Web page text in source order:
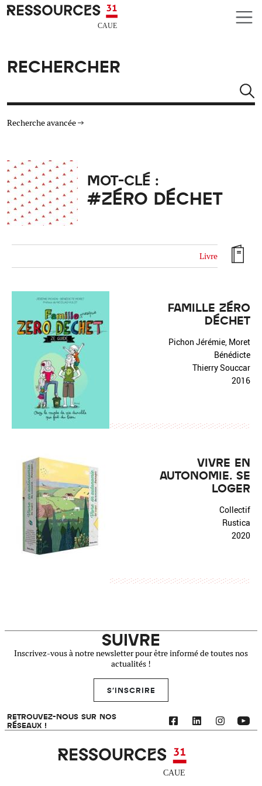
Aller au contenu principal
CAUE RESSOURCES 31
RECHERCHER
Recherche avancée
TYPE DE RESSOURCES
MATÉRIAUX
Réinitialiser Fermer la recherche avancée
MOT-CLÉ :
#ZÉRO DÉCHET
Livre
FAMILLE ZÉRO
DÉCHET
Pichon Jérémie, Moret
Bénédicte
Thierry Souccar
2016
VIVRE EN
AUTONOMIE. SE
LOGER
Collectif
Rustica
2020
SUIVRE
Inscrivez-vous à notre newsletter pour être informé de toutes nos
actualités !
S'INSCRIRE
RETROUVEZ-NOUS SUR NOS
RÉSEAUX !
Ressources 31